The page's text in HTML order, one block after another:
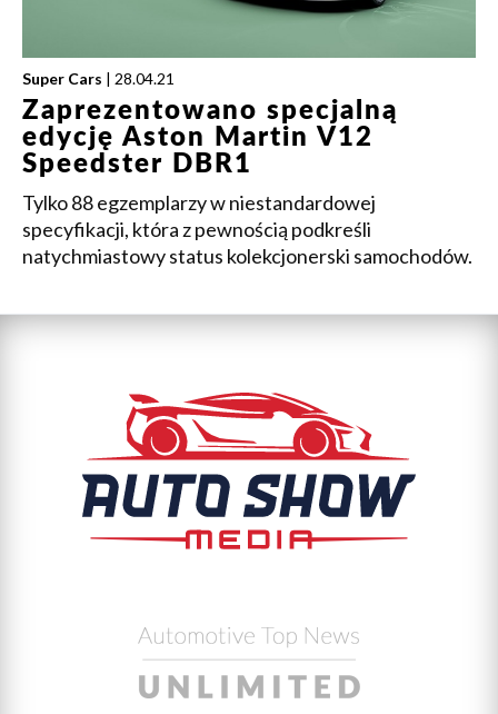
Super Cars | 28.04.21
Zaprezentowano specjalną
edycję Aston Martin V12
Speedster DBR1
Tylko 88 egzemplarzy w niestandardowej
specyfikacji, która z pewnością podkreśli
natychmiastowy status kolekcjonerski samochodów.